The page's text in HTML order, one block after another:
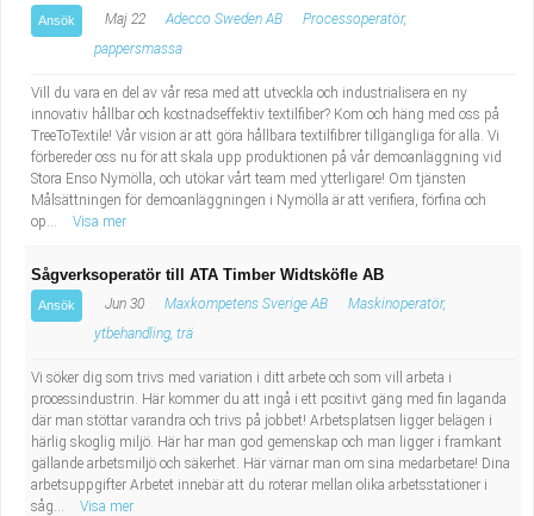
Ansök Maj 22 Adecco Sweden AB
Processoperatör,
pappersmassa
Vill du vara en del av vår resa med att utveckla och industrialisera en ny
innovativ hållbar och kostnadseffektiv textilfiber? Kom och häng med oss på
TreeToTextile! Vår vision är att göra hållbara textilfibrer tillgängliga för alla. Vi
förbereder oss nu för att skala upp produktionen på vår demoanläggning vid
Stora Enso Nymölla, och utökar vårt team med ytterligare! Om tjänsten
Målsättningen för demoanläggningen i Nymölla är att verifiera, förfina och
op...
Visa mer
Sågverksoperatör till ATA Timber Widtsköfle AB
Ansök Jun 30 Maxkompetens Sverige AB
Maskinoperatör,
ytbehandling, trä
Vi söker dig som trivs med variation i ditt arbete och som vill arbeta i
processindustrin. Här kommer du att ingå i ett positivt gäng med fin laganda
där man stöttar varandra och trivs på jobbet! Arbetsplatsen ligger belägen i
härlig skoglig miljö. Här har man god gemenskap och man ligger i framkant
gällande arbetsmiljö och säkerhet. Här värnar man om sina medarbetare! Dina
arbetsuppgifter Arbetet innebär att du roterar mellan olika arbetsstationer i
såg...
Visa mer